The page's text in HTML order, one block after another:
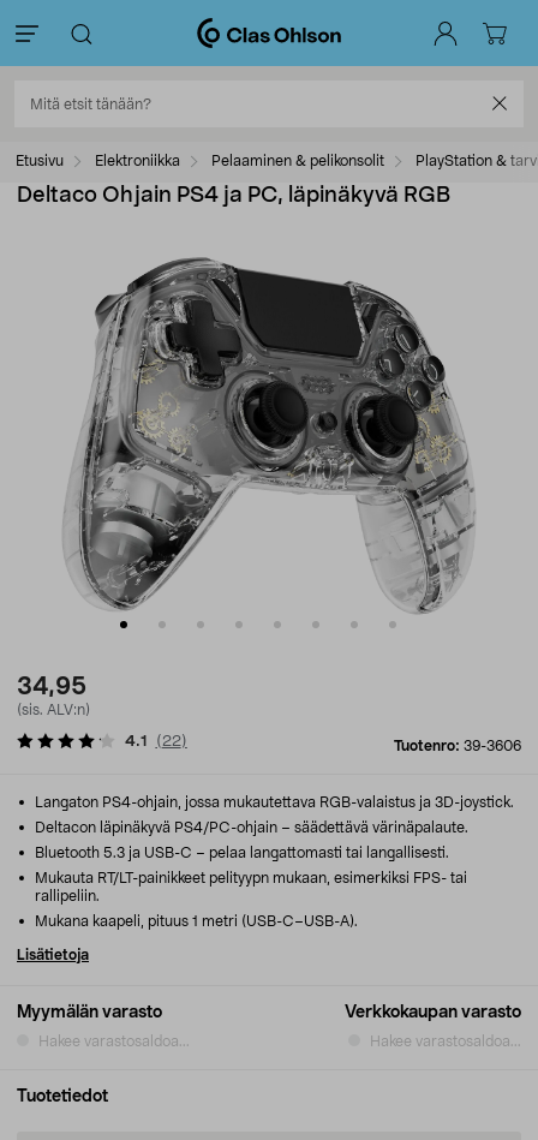
Etusivu Elektroniikka Pelaaminen & pelikonsolit PlayStation &
Deltaco Ohjain PS4 ja PC, läpinäkyvä RGB
34,95
(sis. ALV:n)
Tuotenro: 39-3606
4.1 ( 22)
Myymälän varasto
Hakee varastosaldoa...
Verkkokaupan varasto
Hakee varastosaldoa...
Langaton PS4-ohjain, jossa mukautettava RGB-valaistus ja 3D-joystick.
Deltacon läpinäkyvä PS4/PC-ohjain – säädettävä värinäpalaute.
Bluetooth 5.3 ja USB-C – pelaa langattomasti tai langallisesti.
Mukauta RT/LT-painikkeet pelityypn mukaan, esimerkiksi FPS- tai
rallipeliin.
Mukana kaapeli, pituus 1 metri (USB-C–USB-A).
Lisätietoja
Tuotetiedot